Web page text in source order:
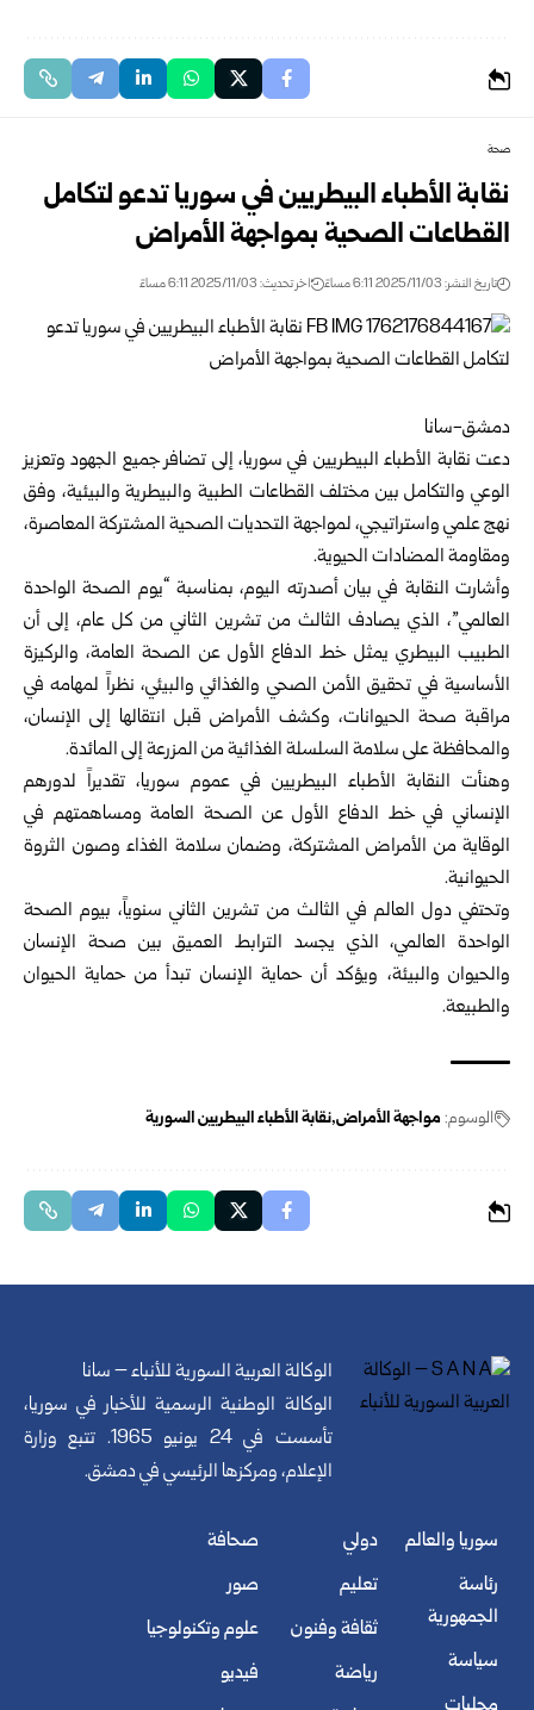
صحة
نقابة الأطباء البيطريين في سوريا تدعو لتكامل
القطاعات الصحية بمواجهة الأمراض
تاريخ النشر: 2025/11/03 6:11 مساءً اخر تحديث: 2025/11/03 6:11 مساءً
دمشق-سانا
دعت نقابة الأطباء البيطريين في سوريا، إلى تضافر جميع الجهود وتعزيز
الوعي والتكامل بين مختلف القطاعات الطبية والبيطرية والبيئية، وفق
نهج علمي واستراتيجي، لمواجهة التحديات الصحية المشتركة المعاصرة،
ومقاومة المضادات الحيوية.
وأشارت النقابة في بيان أصدرته اليوم، بمناسبة “يوم الصحة الواحدة
العالمي”، الذي يصادف الثالث من تشرين الثاني من كل عام، إلى أن
الطبيب البيطري يمثل خط الدفاع الأول عن الصحة العامة، والركيزة
الأساسية في تحقيق الأمن الصحي والغذائي والبيئي، نظراً لمهامه في
مراقبة صحة الحيوانات، وكشف الأمراض قبل انتقالها إلى الإنسان،
والمحافظة على سلامة السلسلة الغذائية من المزرعة إلى المائدة.
وهنأت النقابة الأطباء البيطريين في عموم سوريا، تقديراً لدورهم
الإنساني في خط الدفاع الأول عن الصحة العامة ومساهمتهم في
الوقاية من الأمراض المشتركة، وضمان سلامة الغذاء وصون الثروة
الحيوانية.
وتحتفي دول العالم في الثالث من تشرين الثاني سنوياً، بيوم الصحة
الواحدة العالمي، الذي يجسد الترابط العميق بين صحة الإنسان
والحيوان والبيئة، ويؤكد أن حماية الإنسان تبدأ من حماية الحيوان
والطبيعة.
الوسوم: مواجهة الأمراض نقابة الأطباء البيطريين السورية
الوكالة العربية السورية للأنباء – سانا
الوكالة الوطنية الرسمية للأخبار في سوريا،
تأسست في 24 يونيو 1965. تتبع وزارة
الإعلام، ومركزها الرئيسي في دمشق.
سوريا والعالم
رئاسة
الجمهورية
سياسة
دولي
تعليم
ثقافة وفنون
رياضة
صحافة
صور
علوم وتكنولوجيا
فيديو